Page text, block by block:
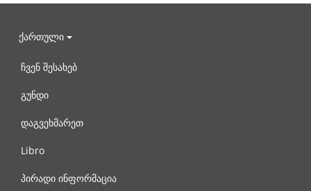
ქართული
ჩვენ შესახებ
გუნდი
დაგვეხმარეთ
Libro
პირადი ინფორმაცია